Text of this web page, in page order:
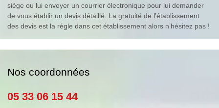
siège ou lui envoyer un courrier électronique pour lui demander
de vous établir un devis détaillé. La gratuité de l’établissement
des devis est la règle dans cet établissement alors n’hésitez pas !
Nos coordonnées
05 33 06 15 44